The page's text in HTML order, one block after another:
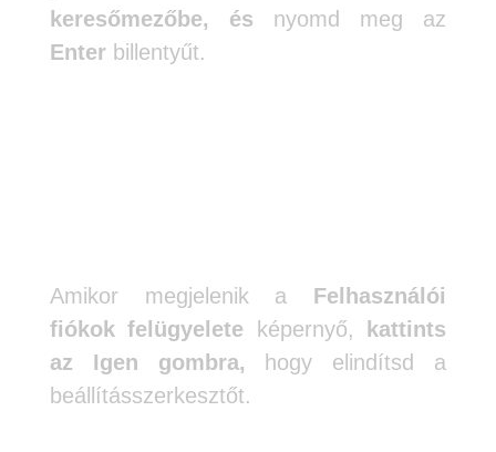
keresőmezőbe, és nyomd meg az
Enterbillentyűt.
Amikor megjelenik a Felhasználói
fiókok felügyelete képernyő,
kattints
az Igen gombra, hogy elindítsd a
beállításszerkesztőt.